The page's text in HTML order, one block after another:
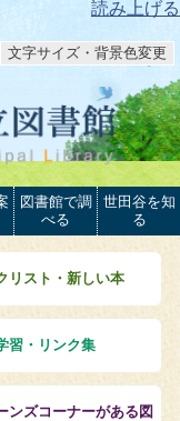
読み上げる
文字サイズ・背景色変更
図書館で調
べる
世田谷を知
る
クリスト・新しい本
学習・リンク集